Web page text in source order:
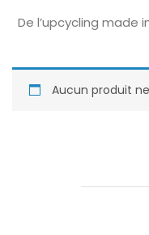
De l’upcycling made
Aucun produit